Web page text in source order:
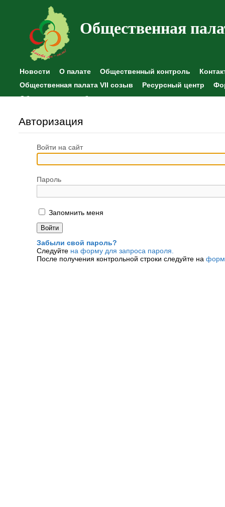
Общественная
Новости О палате Общественный контроль
Общественная палата VII созыв
Ресурсный центр
Общественные наблюдения
Авторизация
Войти на сайт
Пароль
Запомнить меня
Забыли свой пароль?
Следуйте на форму для запроса пароля.
После получения контрольной строки следуйте на